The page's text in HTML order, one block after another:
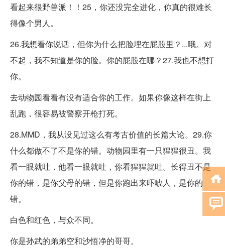
看起来很野兽派！！25，你还没完全进化，你真的很难长
得像个男人。
26.我想看你说话，但你为什么把脸埋在屁股里？...哦。对
不起，我不知道是你的脸。你的屁股在哪？27.我也不想打
你。
去动物园看看有没有适合你的工作。如果你像这样在街上
乱跑，很容易被警察开枪打死。
28.MMD，我从没见过这么有考古价值的长篇大论。29.你
什么都做不了不是你的错。动物园里有一只猩猩很丑。我
看一眼就吐，他看一眼就吐，你看猩猩就吐。长得丑不是
你的错，是你父母的错，但是你跑出来吓唬人，是你的
错。
白色和红色，与众不同。
你是孙武的弟弟空和沙悟净的哥哥。